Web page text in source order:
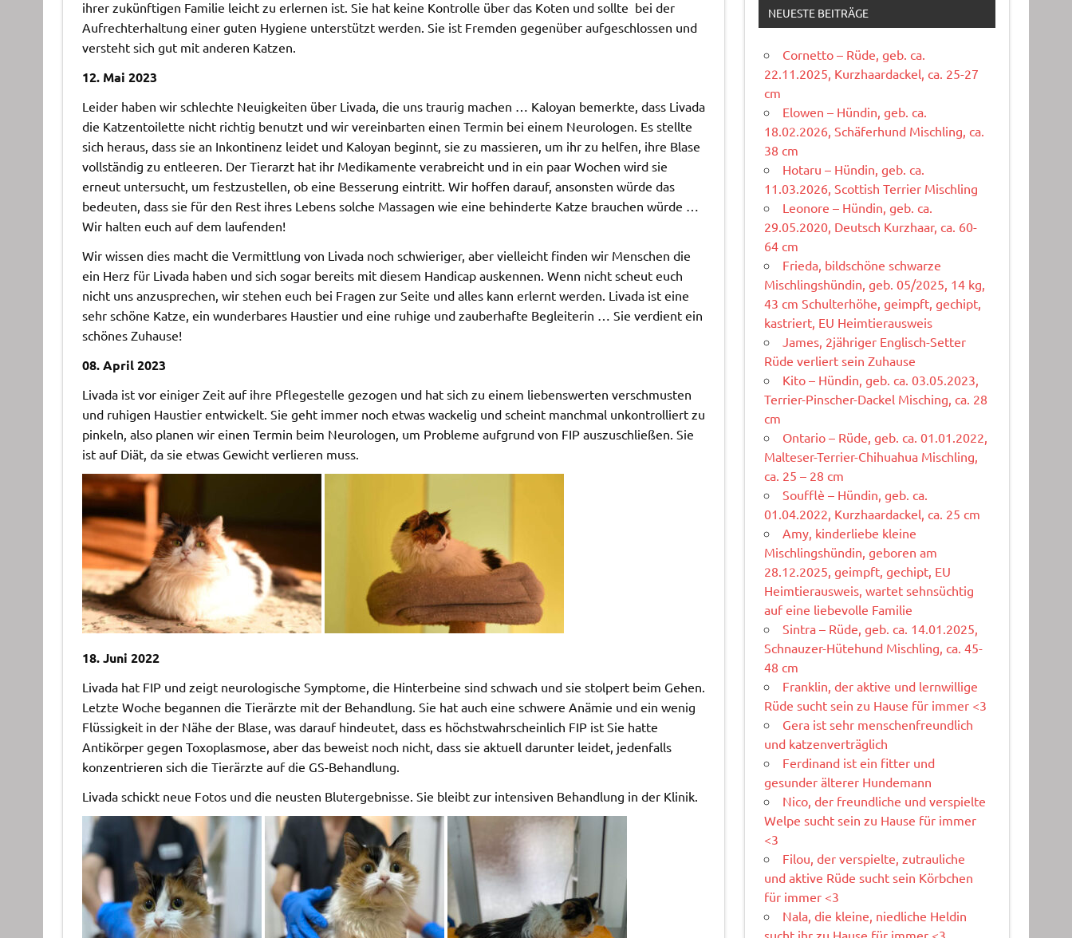
ihrer zukünftigen Familie leicht zu erlernen ist. Sie hat keine Kontrolle über das Koten und sollte bei der
Aufrechterhaltung einer guten Hygiene unterstützt werden. Sie ist Fremden gegenüber aufgeschlossen und
versteht sich gut mit anderen Katzen.
12. Mai 2023
Leider haben wir schlechte Neuigkeiten über Livada, die uns traurig machen … Kaloyan bemerkte, dass Livada
die Katzentoilette nicht richtig benutzt und wir vereinbarten einen Termin bei einem Neurologen. Es stellte
sich heraus, dass sie an Inkontinenz leidet und Kaloyan beginnt, sie zu massieren, um ihr zu helfen, ihre Blase
vollständig zu entleeren. Der Tierarzt hat ihr Medikamente verabreicht und in ein paar Wochen wird sie
erneut untersucht, um festzustellen, ob eine Besserung eintritt. Wir hoffen darauf, ansonsten würde das
bedeuten, dass sie für den Rest ihres Lebens solche Massagen wie eine behinderte Katze brauchen würde …
Wir halten euch auf dem laufenden!
Wir wissen dies macht die Vermittlung von Livada noch schwieriger, aber vielleicht finden wir Menschen die
ein Herz für Livada haben und sich sogar bereits mit diesem Handicap auskennen. Wenn nicht scheut euch
nicht uns anzusprechen, wir stehen euch bei Fragen zur Seite und alles kann erlernt werden. Livada ist eine
sehr schöne Katze, ein wunderbares Haustier und eine ruhige und zauberhafte Begleiterin … Sie verdient ein
schönes Zuhause!
08. April 2023
Livada ist vor einiger Zeit auf ihre Pflegestelle gezogen und hat sich zu einem liebenswerten verschmusten
und ruhigen Haustier entwickelt. Sie geht immer noch etwas wackelig und scheint manchmal unkontrolliert zu
pinkeln, also planen wir einen Termin beim Neurologen, um Probleme aufgrund von FIP auszuschließen. Sie
ist auf Diät, da sie etwas Gewicht verlieren muss.
18. Juni 2022
Livada hat FIP und zeigt neurologische Symptome, die Hinterbeine sind schwach und sie stolpert beim Gehen.
Letzte Woche begannen die Tierärzte mit der Behandlung. Sie hat auch eine schwere Anämie und ein wenig
Flüssigkeit in der Nähe der Blase, was darauf hindeutet, dass es höchstwahrscheinlich FIP ist Sie hatte
Antikörper gegen Toxoplasmose, aber das beweist noch nicht, dass sie aktuell darunter leidet, jedenfalls
konzentrieren sich die Tierärzte auf die GS-Behandlung.
Livada schickt neue Fotos und die neusten Blutergebnisse. Sie bleibt zur intensiven Behandlung in der Klinik.
NEUESTE BEITRÄGE
Cornetto – Rüde, geb. ca.
22.11.2025, Kurzhaardackel, ca. 25-27
cm
Elowen – Hündin, geb. ca.
18.02.2026, Schäferhund Mischling, ca.
38 cm
Hotaru – Hündin, geb. ca.
11.03.2026, Scottish Terrier Mischling
Leonore – Hündin, geb. ca.
29.05.2020, Deutsch Kurzhaar, ca. 60-
64 cm
Frieda, bildschöne schwarze
Mischlingshündin, geb. 05/2025, 14 kg,
43 cm Schulterhöhe, geimpft, gechipt,
kastriert, EU Heimtierausweis
James, 2jähriger Englisch-Setter
Rüde verliert sein Zuhause
Kito – Hündin, geb. ca. 03.05.2023,
Terrier-Pinscher-Dackel Misching, ca. 28
cm
Ontario – Rüde, geb. ca. 01.01.2022,
Malteser-Terrier-Chihuahua Mischling,
ca. 25 – 28 cm
Soufflè – Hündin, geb. ca.
01.04.2022, Kurzhaardackel, ca. 25 cm
Amy, kinderliebe kleine
Mischlingshündin, geboren am
28.12.2025, geimpft, gechipt, EU
Heimtierausweis, wartet sehnsüchtig
auf eine liebevolle Familie
Sintra – Rüde, geb. ca. 14.01.2025,
Schnauzer-Hütehund Mischling, ca. 45-
48 cm
Franklin, der aktive und lernwillige
Rüde sucht sein zu Hause für immer <3
Gera ist sehr menschenfreundlich
und katzenverträglich
Ferdinand ist ein fitter und
gesunder älterer Hundemann
Nico, der freundliche und verspielte
Welpe sucht sein zu Hause für immer
<3
Filou, der verspielte, zutrauliche
und aktive Rüde sucht sein Körbchen
für immer <3
Nala, die kleine, niedliche Heldin